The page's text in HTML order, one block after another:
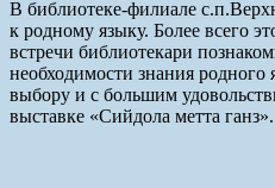
В библиотеке-филиале
к родному языку. Более всего
встречи библиотекари
необходимости знания
выбору и с большим
выставке «Сийдола метта